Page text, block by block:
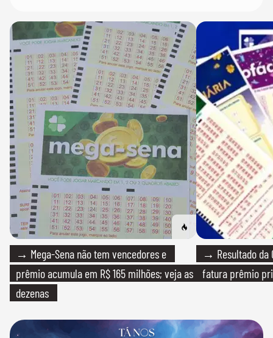
→ Mega-Sena não tem vencedores e
prêmio acumula em R$ 165 milhões; veja as
dezenas
→ Resultado da
fatura prêmio